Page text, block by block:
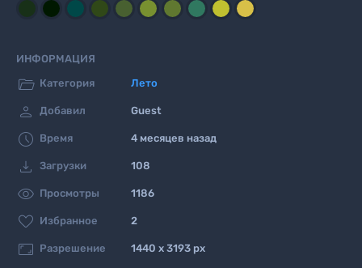
ИНФОРМАЦИЯ
 Категория Лето
 Добавил Guest
 Время 4 месяцев назад
 Загрузки 108
 Просмотры 1186
 Избранное 2
 Разрешение 1440 x 3193 px